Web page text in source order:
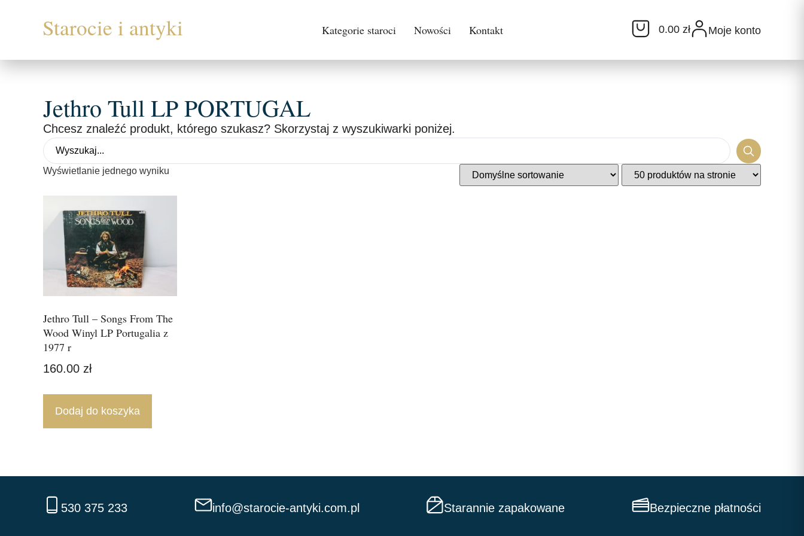
Kategorie staroci Nowości Kontakt 0.00 zł Moje konto
Jethro Tull LP PORTUGAL
Chcesz znaleźć produkt, którego szukasz? Skorzystaj z wyszukiwarki poniżej.
Wyświetlanie jednego wyniku
Jethro Tull – Songs From The
Wood Winyl LP Portugalia z
1977 r
160.00 zł
Dodaj do koszyka
530 375 233 info@starocie-antyki.com.pl Starannie zapakowane Bezpieczne płatności